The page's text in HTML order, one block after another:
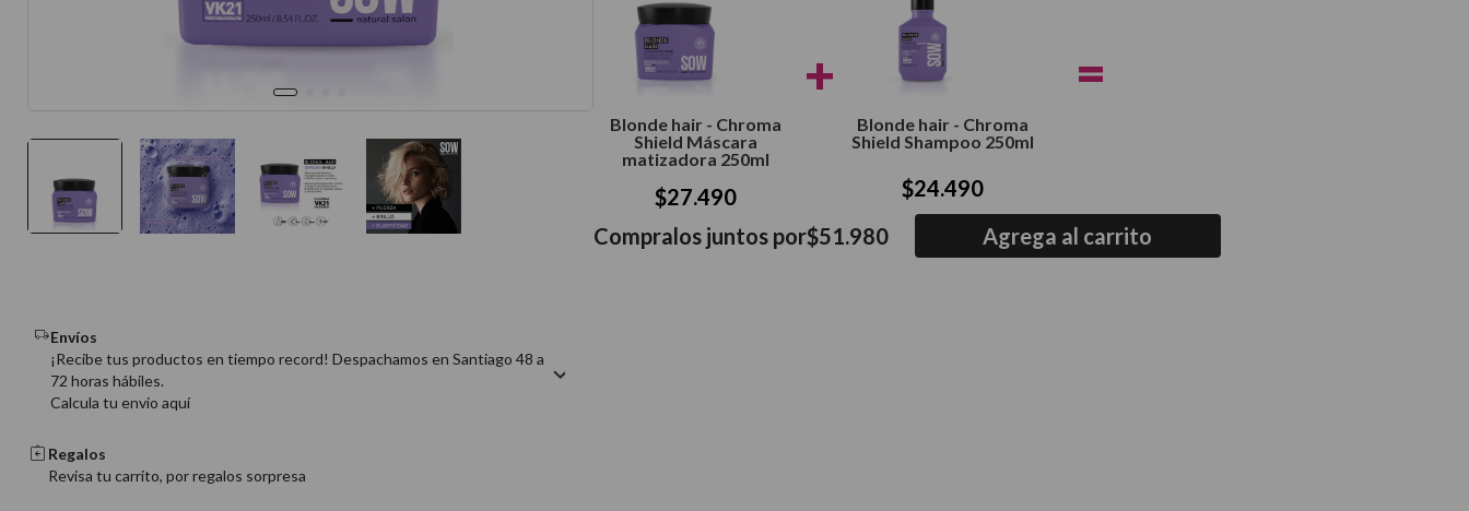
Envíos
¡Recibe tus productos en tiempo record! Despachamos en Santiago 48 a
72 horas hábiles.
Calcula tu envio aquí
Regalos
Revisa tu carrito, por regalos sorpresa
Blonde hair - Chroma
Shield Máscara
matizadora 250ml
$27.490
+
Blonde hair - Chroma
Shield Shampoo 250ml
$24.490
Compralos juntos por$51.980 Agrega al carrito